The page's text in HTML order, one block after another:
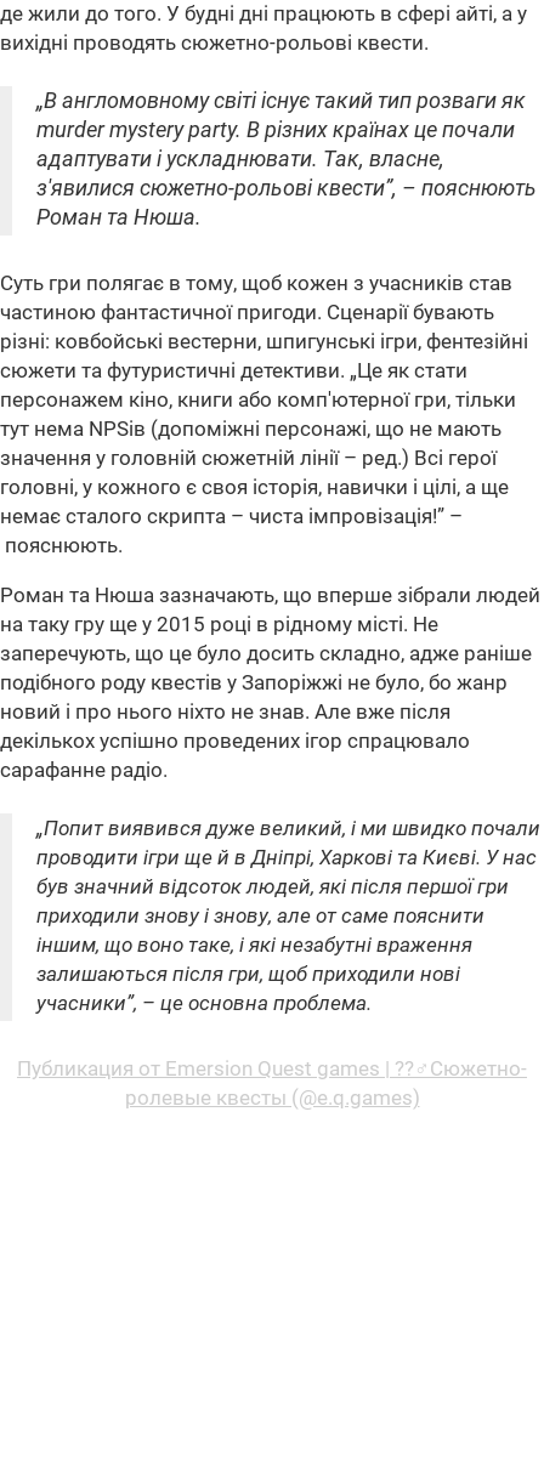
де жили до того. У будні дні працюють в сфері айті, а у
вихідні проводять сюжетно-рольові квести.
„В англомовному світі існує такий тип розваги як
murder mystery party. В різних країнах це почали
адаптувати і ускладнювати. Так, власне,
з'явилися сюжетно-рольові квести”, – пояснюють
Роман та Нюша.
Суть гри полягає в тому, щоб кожен з учасників став
частиною фантастичної пригоди. Сценарії бувають
різні: ковбойські вестерни, шпигунські ігри, фентезійні
сюжети та футуристичні детективи. „Це як стати
персонажем кіно, книги або комп'ютерної гри, тільки
тут нема NPSів (допоміжні персонажі, що не мають
значення у головній сюжетній лінії – ред.) Всі герої
головні, у кожного є своя історія, навички і цілі, а ще
немає сталого скрипта – чиста імпровізація!” –
пояснюють.
Роман та Нюша зазначають, що вперше зібрали людей
на таку гру ще у 2015 році в рідному місті. Не
заперечують, що це було досить складно, адже раніше
подібного роду квестів у Запоріжжі не було, бо жанр
новий і про нього ніхто не знав. Але вже після
декількох успішно проведених ігор спрацювало
сарафанне радіо.
„Попит виявився дуже великий, і ми швидко почали
проводити ігри ще й в Дніпрі, Харкові та Києві. У нас
був значний відсоток людей, які після першої гри
приходили знову і знову, але от саме пояснити
іншим, що воно таке, і які незабутні враження
залишаються після гри, щоб приходили нові
учасники”, – це основна проблема.
Публикация от Emersion Quest games | ??‍♂️Сюжетно-
ролевые квесты (@e.q.games)